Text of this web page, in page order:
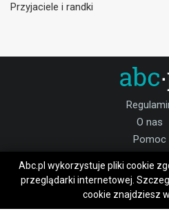
Przyjaciele i randki
O nas
Pomoc
Praca
Dołącz do
Abc.pl wykorzystuje pliki cookie
przeglądarki internetowej.
cookie znajdziesz w